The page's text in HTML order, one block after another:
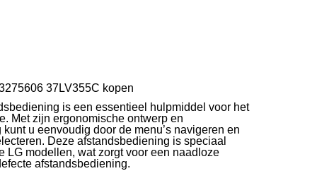
37LV355C kopen
is een essentieel hulpmiddel voor het
Met zijn ergonomische ontwerp en
u eenvoudig door de menu’s navigeren en
Deze afstandsbediening is speciaal
LG modellen, wat zorgt voor een naadloze
afstandsbediening.